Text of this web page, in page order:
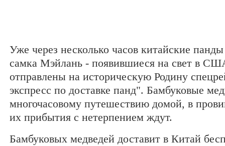
Уже через несколько часов китайские
самка Мэйлань - появившиеся на свет в
отправлены на историческую Родину
экспресс по доставке панд". Бамбуковые
многочасовому путешествию домой, в
их прибытия с нетерпением ждут.
Бамбуковых медведей доставит в Китай